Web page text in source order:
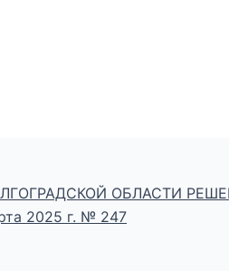
ОБЛАСТИ
2025 г. № 247